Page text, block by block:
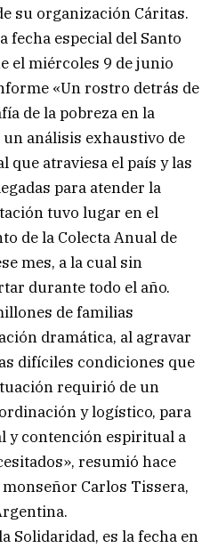
su organización Cáritas.
fecha especial del Santo
el miércoles 9 de junio
«Un rostro detrás de
de la pobreza en la
análisis exhaustivo de
que atraviesa el país y las
para atender la
tuvo lugar en el
de la Colecta Anual de
mes, a la cual sin
durante todo el año.
de familias
dramática, al agravar
difíciles condiciones que
requirió de un
y logístico, para
y contención espiritual a
resumió hace
Carlos Tissera,
Solidaridad, es la fecha en